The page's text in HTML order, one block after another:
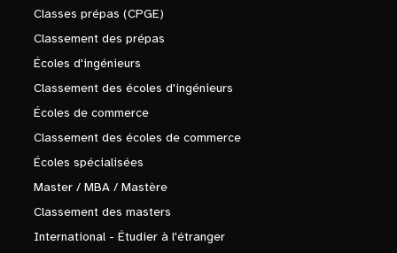
Classes prépas (CPGE)
Classement des prépas
Écoles d'ingénieurs
Classement des écoles d'ingénieurs
Écoles de commerce
Classement des écoles de commerce
Écoles spécialisées
Master / MBA / Mastère
Classement des masters
International - Étudier à l'étranger